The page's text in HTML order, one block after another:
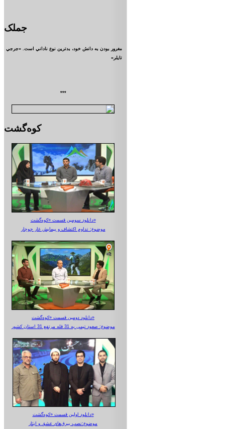
جملک
مغرور بودن به دانش خود، بدترين نوع ناداني است. «جرجي
تايلر»
***
کوه‌گشت
دانلود سومین قسمت «کوه‌گشت»
موضوع: تداوم اکتشاف و پیمایش غار جوجار
دانلود دومین قسمت «کوه‌گشت»
موضوع: صعود تیمی به 31 قله مرتفع 31 استان کشور
دانلود اولین قسمت «کوه‌گشت»
موضوع:نصب بیرق‌های عشق و ایثار